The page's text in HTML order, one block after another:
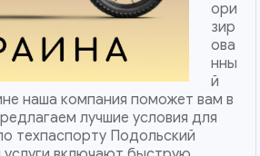
ори
зир
ова
нны
й
наша компания поможет вам в
лучшие условия для
техпаспорту Подольский